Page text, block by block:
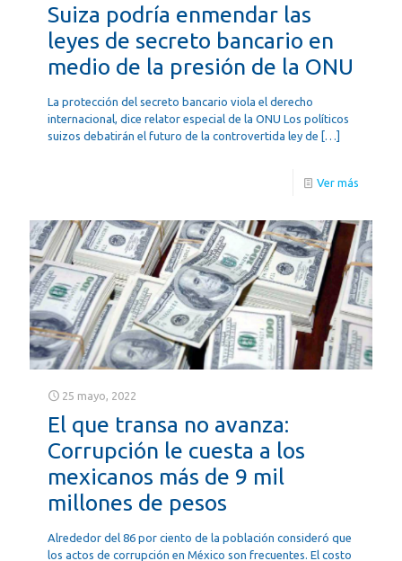
Suiza podría enmendar las
leyes de secreto bancario en
medio de la presión de la ONU
La protección del secreto bancario viola el derecho
internacional, dice relator especial de la ONU Los políticos
suizos debatirán el futuro de la controvertida ley de […]
Ver más
25 mayo, 2022
El que transa no avanza:
Corrupción le cuesta a los
mexicanos más de 9 mil
millones de pesos
Alrededor del 86 por ciento de la población consideró que
los actos de corrupción en México son frecuentes. El costo